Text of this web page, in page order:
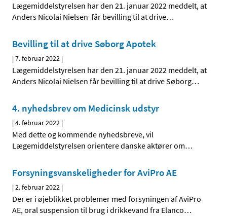
Lægemiddelstyrelsen har den 21. januar 2022 meddelt, at
Anders Nicolai Nielsen får bevilling til at drive…
Bevilling til at drive Søborg Apotek
|7. februar 2022 |
Lægemiddelstyrelsen har den 21. januar 2022 meddelt, at
Anders Nicolai Nielsen får bevilling til at drive Søborg…
4. nyhedsbrev om Medicinsk udstyr
|4. februar 2022 |
Med dette og kommende nyhedsbreve, vil
Lægemiddelstyrelsen orientere danske aktører om…
Forsyningsvanskeligheder for AviPro AE
|2. februar 2022 |
Der er i øjeblikket problemer med forsyningen af AviPro
AE, oral suspension til brug i drikkevand fra Elanco…